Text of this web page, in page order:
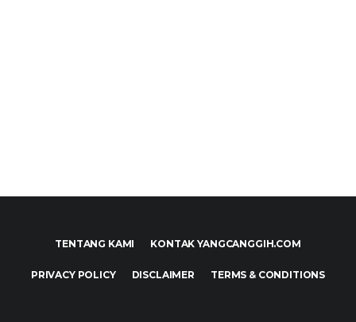
TENTANG KAMI KONTAK YANGCANGGIH.COM
PRIVACY POLICY DISCLAIMER TERMS & CONDITIONS